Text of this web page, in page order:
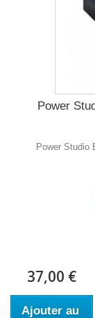
Power
Power Studio
37,00 €
Ajouter au